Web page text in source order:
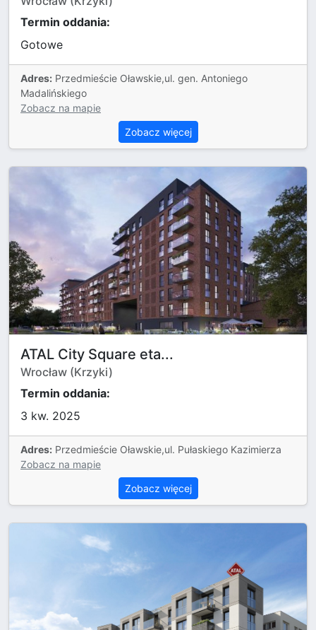
Termin oddania:
Gotowe
Adres: Przedmieście Oławskie,ul. gen. Antoniego
Madalińskiego
Zobacz na mapie
Zobacz więcej
ATAL City Square eta...
Wrocław (Krzyki)
Termin oddania:
3 kw. 2025
Adres: Przedmieście Oławskie,ul. Pułaskiego Kazimierza
Zobacz na mapie
Zobacz więcej